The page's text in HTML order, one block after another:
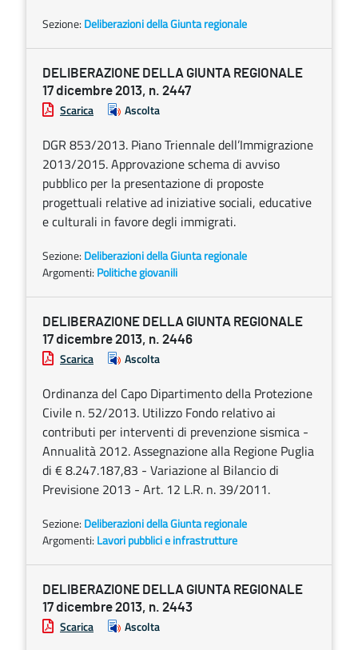
Sezione: Deliberazioni della Giunta regionale
DELIBERAZIONE DELLA GIUNTA REGIONALE
17 dicembre 2013, n. 2447
Scarica Ascolta
DGR 853/2013. Piano Triennale dell’Immigrazione
2013/2015. Approvazione schema di avviso
pubblico per la presentazione di proposte
progettuali relative ad iniziative sociali, educative
e culturali in favore degli immigrati.
Sezione: Deliberazioni della Giunta regionale
Argomenti: Politiche giovanili
DELIBERAZIONE DELLA GIUNTA REGIONALE
17 dicembre 2013, n. 2446
Scarica Ascolta
Ordinanza del Capo Dipartimento della Protezione
Civile n. 52/2013. Utilizzo Fondo relativo ai
contributi per interventi di prevenzione sismica -
Annualità 2012. Assegnazione alla Regione Puglia
di € 8.247.187,83 - Variazione al Bilancio di
Previsione 2013 - Art. 12 L.R. n. 39/2011.
Sezione: Deliberazioni della Giunta regionale
Argomenti: Lavori pubblici e infrastrutture
DELIBERAZIONE DELLA GIUNTA REGIONALE
17 dicembre 2013, n. 2443
Scarica Ascolta